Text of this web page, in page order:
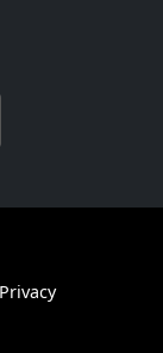
Privacy